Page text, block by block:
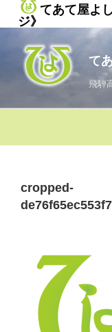
てあて屋よ
ジ》
て
飛騨
cropped-